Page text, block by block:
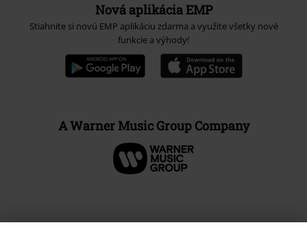
Nová aplikácia EMP
Stiahnite si novú EMP aplikáciu zdarma a využite všetky nové
funkcie a výhody!
A Warner Music Group Company